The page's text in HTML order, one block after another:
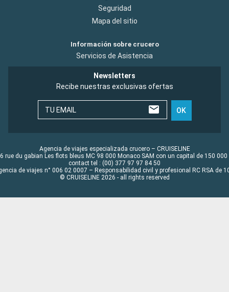
Seguridad
Mapa del sitio
Información sobre crucero
Servicios de Asistencia
Newsletters
Recibe nuestras exclusivas ofertas
TU EMAIL OK
Agencia de viajes especializada crucero – CRUISELINE
rue du gabian Les flots bleus MC 98 000 Monaco SAM con un capital de 150 000
contact tel : (00) 377 97 97 84 50
de viajes n° 006 02 0007 – Responsabilidad civil y profesional RC RSA de
© CRUISELINE 2026 - all rights reserved